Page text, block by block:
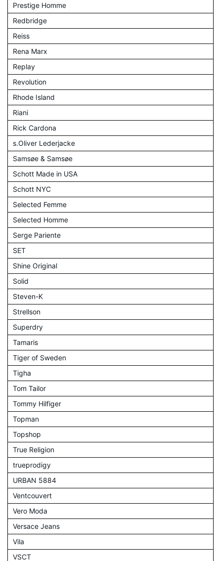
Prestige Homme
Redbridge
Reiss
Rena Marx
Replay
Revolution
Rhode Island
Riani
Rick Cardona
s.Oliver Lederjacke
Samsøe & Samsøe
Schott Made in USA
Schott NYC
Selected Femme
Selected Homme
Serge Pariente
SET
Shine Original
Solid
Steven-K
Strellson
Superdry
Tamaris
Tiger of Sweden
Tigha
Tom Tailor
Tommy Hilfiger
Topman
Topshop
True Religion
trueprodigy
URBAN 5884
Ventcouvert
Vero Moda
Versace Jeans
Vila
VSCT